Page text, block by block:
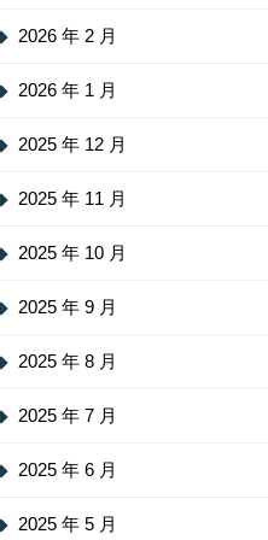
2026 年 2 月
2026 年 1 月
2025 年 12 月
2025 年 11 月
2025 年 10 月
2025 年 9 月
2025 年 8 月
2025 年 7 月
2025 年 6 月
2025 年 5 月